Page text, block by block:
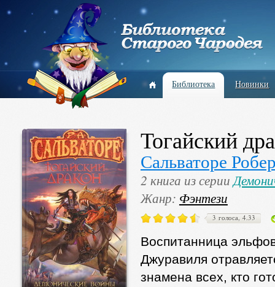
Библиотека Новинки
Тогайский
Сальваторе
2 книга из серии
Жанр: Фэнтези
3 голоса, 4.33
Воспитанница
Джуравиля
знамена всех, кто